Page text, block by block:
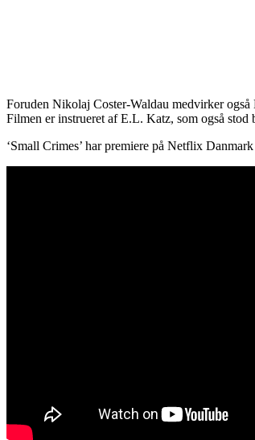
Foruden Nikolaj Coster-Waldau medvirker
Filmen er instrueret af E.L. Katz, som også stod
‘Small Crimes’ har premiere på Netflix